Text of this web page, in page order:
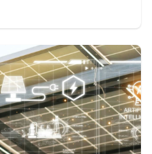
bâtiments en
Les matériaux
créer des structures
optimisant le